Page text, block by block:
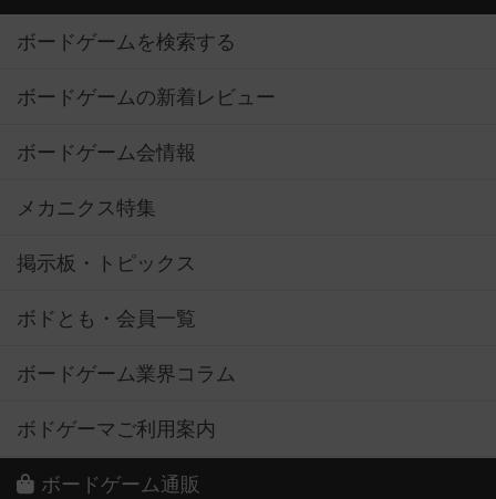
ボードゲームを検索する
ボードゲームの新着レビュー
ボードゲーム会情報
メカニクス特集
掲示板・トピックス
ボドとも・会員一覧
ボードゲーム業界コラム
ボドゲーマご利用案内
ボードゲーム通販